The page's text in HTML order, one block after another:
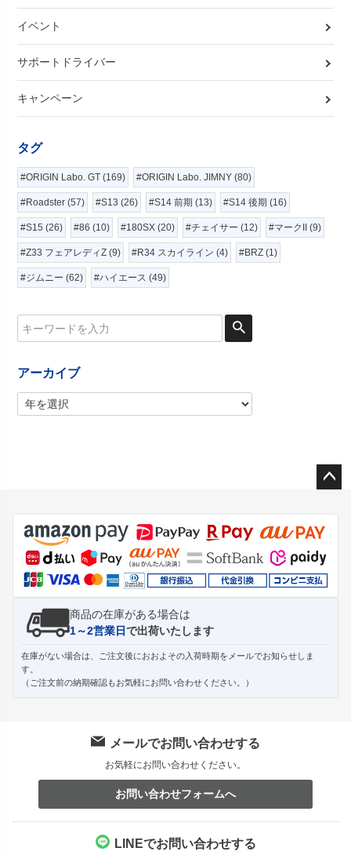
イベント
サポートドライバー
キャンペーン
タグ
#ORIGIN Labo. GT (169) #ORIGIN Labo. JIMNY (80)
#Roadster (57) #S13 (26) #S14 前期 (13) #S14 後期 (16)
#S15 (26) #86 (10) #180SX (20) #チェイサー (12) #マークII (9)
#Z33 フェアレディZ (9) #R34 スカイライン (4) #BRZ (1)
#ジムニー (62) #ハイエース (49)
アーカイブ
ジト
ップ
へ
商品の在庫がある場合は
1～2営業日で出荷いたします
在庫がない場合は、ご注文後におおよその入荷時期をメールでお知らせしま
す。
（ご注文前の納期確認もお気軽にお問い合わせください。）
メールでお問い合わせする
お気軽にお問い合わせください。
お問い合わせフォームへ
LINEでお問い合わせする